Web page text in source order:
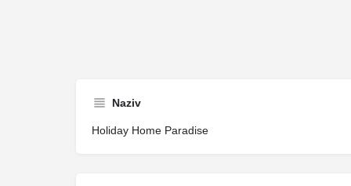
Naziv
Holiday Home Paradise